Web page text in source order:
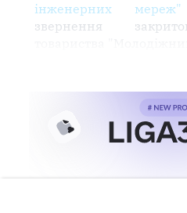
інженерних мереж"
звернення